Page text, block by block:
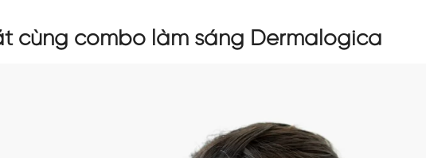
cùng combo làm sáng Dermalogica